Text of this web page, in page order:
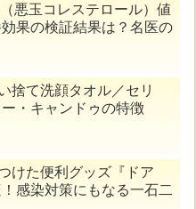
悪玉コレステロール）値
果の検証結果は？名医の
捨て洗顔タオル／セリ
・キャンドゥの特徴
けた便利グッズ『ドア
感染対策にもなる一石二